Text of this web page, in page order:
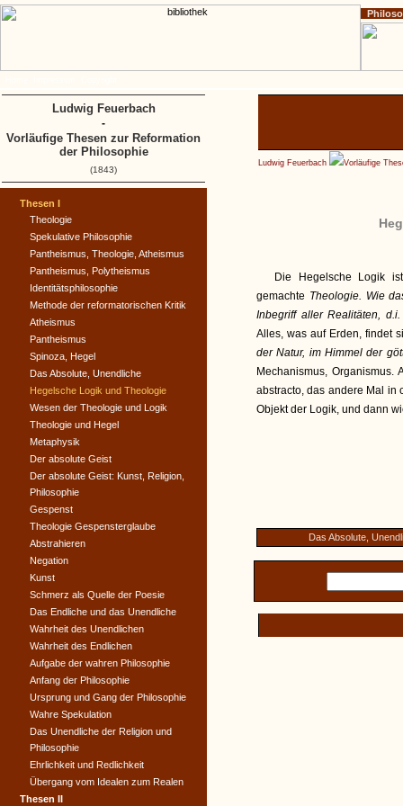
Ludwig Feuerbach Vorläufige
Die Hegelsche Logik
gemachte Theologie. Wie
Inbegriff aller Realitäten,
Alles, was auf Erden, findet
der Natur, im Himmel der
Mechanismus,
abstracto, das andere Mal in
Objekt der Logik, und dann
Das Absolute,
Thesen I
Theologie
Spekulative Philosophie
Pantheismus, Theologie, Atheismus
Pantheismus, Polytheismus
Identitätsphilosophie
Methode der reformatorischen Kritik
Atheismus
Pantheismus
Spinoza, Hegel
Das Absolute, Unendliche
Hegelsche Logik und Theologie
Wesen der Theologie und Logik
Theologie und Hegel
Metaphysik
Der absolute Geist
Der absolute Geist: Kunst, Religion,
Philosophie
Gespenst
Theologie Gespensterglaube
Abstrahieren
Negation
Kunst
Schmerz als Quelle der Poesie
Das Endliche und das Unendliche
Wahrheit des Unendlichen
Wahrheit des Endlichen
Aufgabe der wahren Philosophie
Anfang der Philosophie
Ursprung und Gang der Philosophie
Wahre Spekulation
Das Unendliche der Religion und
Philosophie
Ehrlichkeit und Redlichkeit
Übergang vom Idealen zum Realen
Thesen II
Ludwig Feuerbach
-
Vorläufige Thesen zur Reformation
der Philosophie
(1843)